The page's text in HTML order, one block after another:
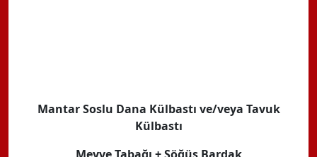
Mantar Soslu Dana Külbastı ve/veya Tavuk
Külbastı